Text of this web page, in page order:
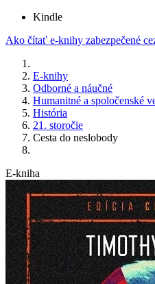
Kindle
Ako čítať e-knihy zabezpečené
E-knihy
Odborné a náučné
Humanitné a spoločenské
História
21. storočie
Cesta do neslobody
E-kniha